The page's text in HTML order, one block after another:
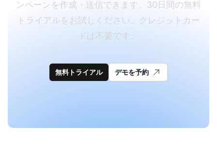
ンペーンを作成・送信できます。30日間の無料
トライアルをお試しください。クレジットカー
ドは不要です。
無料トライアル デモを予約